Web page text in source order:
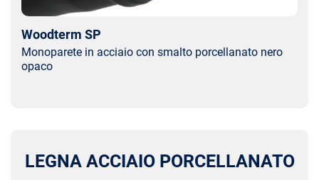
Woodterm SP
Monoparete in acciaio con smalto porcellanato nero
opaco
LEGNA ACCIAIO PORCELLANATO